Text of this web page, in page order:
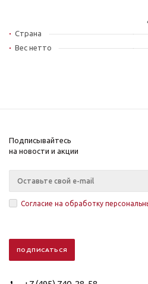
Страна
Вес нетто
Подписывайтесь
на новости и акции
Согласие на обработку